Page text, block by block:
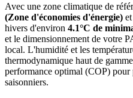
Avec une zone climatique de
(Zone d'économies d'énergie)
hivers d'environ 4.1°C de
et le dimensionnement de votre
local. L'humidité et les
thermodynamique haut de
performance optimal (COP) pour
saisonniers.